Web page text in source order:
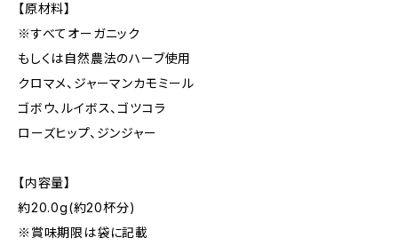
【原材料】
※すべてオーガニック
もしくは自然農法のハーブ使用
クロマメ、ジャーマンカモミール
ゴボウ、ルイボス、ゴツコラ
ローズヒップ、ジンジャー
【内容量】
約20.0g(約20杯分)
※賞味期限は袋に記載